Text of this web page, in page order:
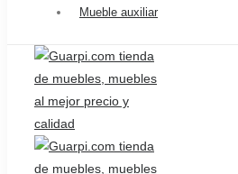
Mueble auxiliar